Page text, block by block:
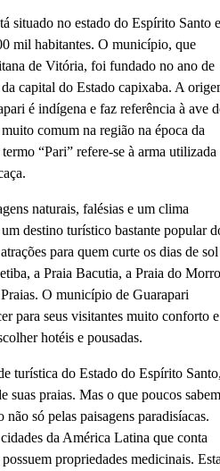
situado no estado do Espírito Santo e
mil habitantes. O município, que
de Vitória, foi fundado no ano de
capital do Estado capixaba. A
é indígena e faz referência à ave
comum na região na época da
“Pari” refere-se à arma utilizada
naturais, falésias e um clima
destino turístico bastante popular
para quem curte os dias de sol
a Praia Bacutia, a Praia do
O município de Guarapari
para seus visitantes muito conforto e
hotéis e pousadas.
turística do Estado do Espírito
suas praias. Mas o que poucos sabem
não só pelas paisagens paradisíacas.
da América Latina que conta
propriedades medicinais.